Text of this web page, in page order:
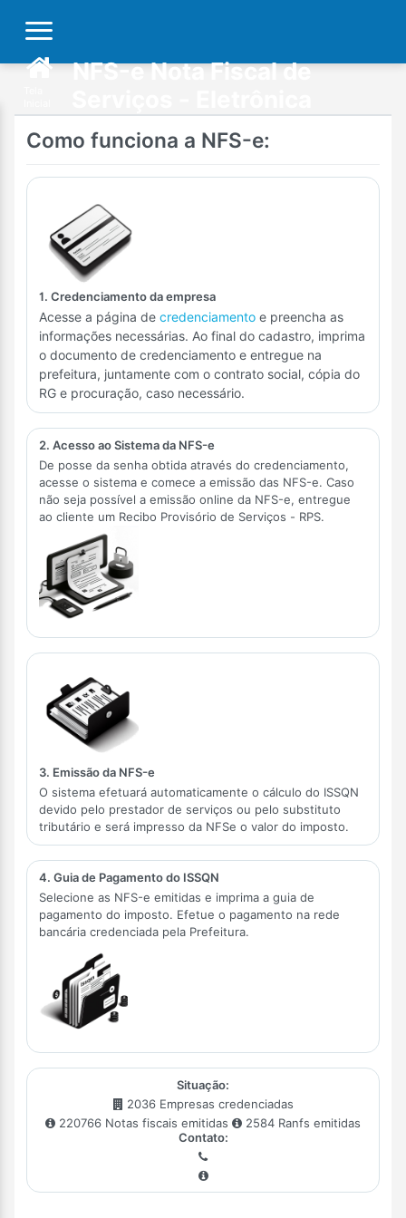
NFS-e Nota Fiscal de
Como funciona a NFS-e:
1. Credenciamento da empresa
Acesse a página decredenciamento e preencha as
informações necessárias. Ao final do cadastro, imprima
o documento de credenciamento e entregue na
prefeitura, juntamente com o contrato social, cópia do
RG e procuração, caso necessário.
2. Acesso ao Sistema da NFS-e
De posse da senha obtida através do credenciamento,
acesse o sistema e comece a emissão das NFS-e. Caso
não seja possível a emissão online da NFS-e, entregue
ao cliente um Recibo Provisório de Serviços - RPS.
3. Emissão da NFS-e
O sistema efetuará automaticamente o cálculo do ISSQN
devido pelo prestador de serviços ou pelo substituto
tributário e será impresso da NFSe o valor do imposto.
4. Guia de Pagamento do ISSQN
Selecione as NFS-e emitidas e imprima a guia de
pagamento do imposto. Efetue o pagamento na rede
bancária credenciada pela Prefeitura.
Situação:
2036 Empresas credenciadas
220766 Notas fiscais emitidas
2584 Ranfs emitidas
Contato: